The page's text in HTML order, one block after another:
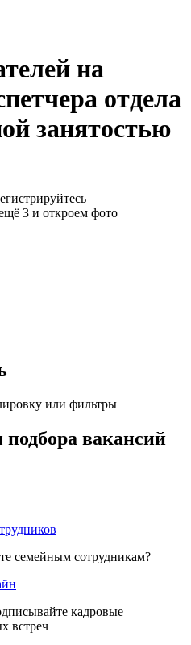
на
отдела
занятостью
3 и откроем фото
или фильтры
вакансий
семейным сотрудникам?
кадровые
встреч